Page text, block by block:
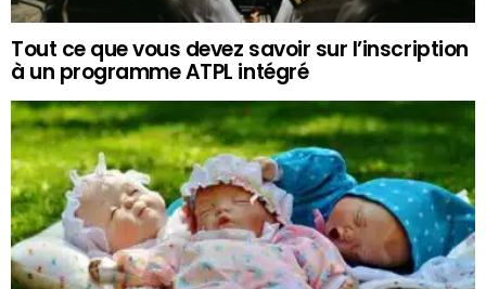
Tout ce que vous devez savoir sur l’inscription
à un programme ATPL intégré